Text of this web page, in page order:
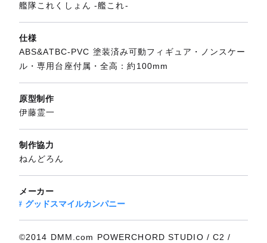
艦隊これくしょん ‐艦これ‐
仕様
ABS&ATBC-PVC 塗装済み可動フィギュア・ノンスケー
ル・専用台座付属・全高：約100mm
原型制作
伊藤霊一
制作協力
ねんどろん
メーカー
グッドスマイルカンパニー
©2014 DMM.com POWERCHORD STUDIO / C2 /